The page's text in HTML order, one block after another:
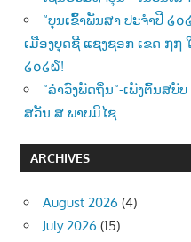
“ບຸນເຂົ້າພັນສາ ປະຈຳປີ ໒
ເມືອງບຸດຊີ ແຊງຊອກ ເຂດ ໗໗
໒໐໒໖!
“ລຳວົງພັດຖິ່ນ“-ເພັງຕົ້ນສບັ
ສວັນ ສ.ພາບມີໄຊ
ARCHIVES
August 2026 (4)
July 2026 (15)